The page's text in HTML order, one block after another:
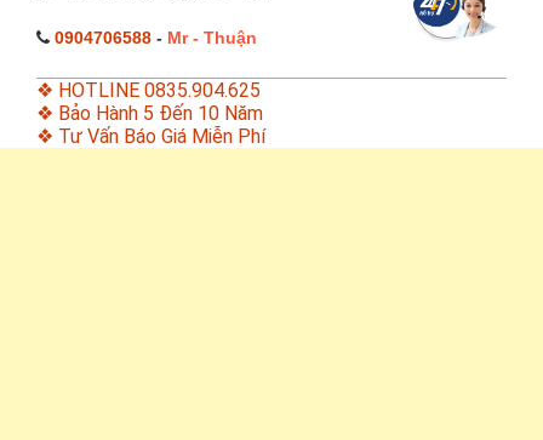
0904706588 - Mr - Thuận
❖ HOTLINE 0835.904.625
❖ Bảo Hành 5 Đến 10 Năm
❖ Tư Vấn Báo Giá Miễn Phí